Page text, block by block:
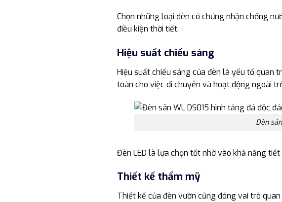
Chọn những loại đèn có chứng nhận chống
điều kiện thời tiết.
Hiệu suất chiếu sáng
Hiệu suất chiếu sáng của đèn là yếu tố quan
toàn cho việc di chuyển và hoạt động ngoài
Đèn
Đèn LED là lựa chọn tốt nhờ vào khả năng
Thiết kế thẩm mỹ
Thiết kế của đèn vườn cũng đóng vai trò